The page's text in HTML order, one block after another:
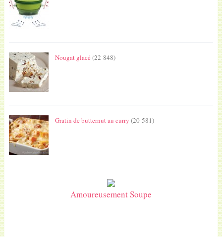
Nougat glacé(22 848)
Gratin de butternut au curry (20 581)
Amoureusement Soupe